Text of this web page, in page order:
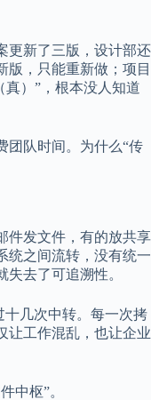
更新了三版，设计部还
版，只能重新做；项目
真）”，根本没人知道
团队时间。为什么“传
件发文件，有的放共享
统之间流转，没有统一
去了可追溯性。
十几次中转。每一次拷
让工作混乱，也让企业
中枢”。